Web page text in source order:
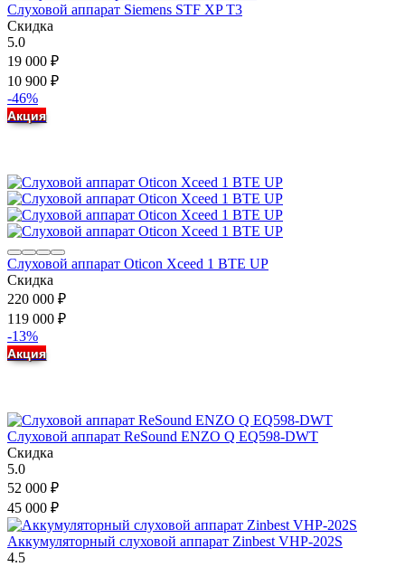
Слуховой аппарат Siemens STF XP T3
Скидка
5.0
19 000 ₽
10 900 ₽
-46%
Акция
Слуховой аппарат Oticon Xceed 1 BTE UP
Скидка
220 000 ₽
119 000 ₽
-13%
Акция
Слуховой аппарат ReSound ENZO Q EQ598-DWT
Скидка
5.0
52 000 ₽
45 000 ₽
Аккумуляторный слуховой аппарат Zinbest VHP-202S
4.5